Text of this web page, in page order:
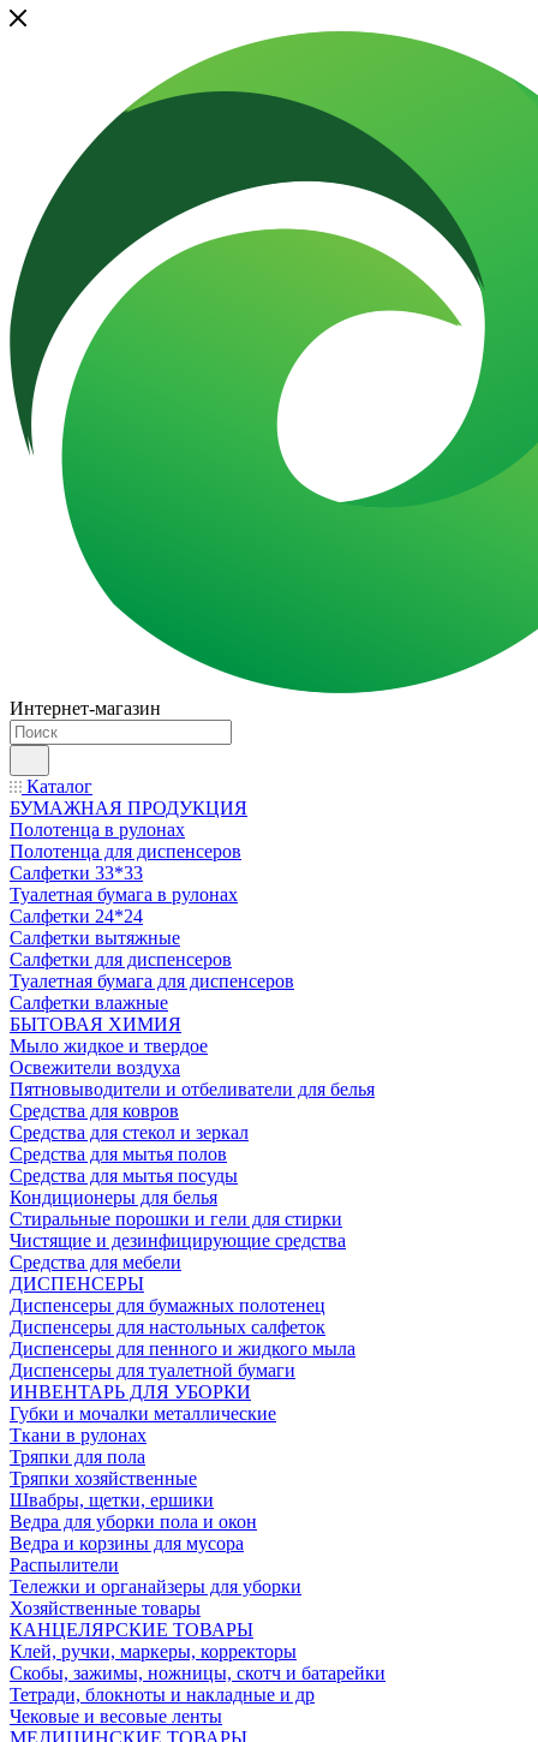
Интернет-магазин
Каталог
БУМАЖНАЯ ПРОДУКЦИЯ
Полотенца в рулонах
Полотенца для диспенсеров
Салфетки 33*33
Туалетная бумага в рулонах
Салфетки 24*24
Салфетки вытяжные
Салфетки для диспенсеров
Туалетная бумага для диспенсеров
Салфетки влажные
БЫТОВАЯ ХИМИЯ
Мыло жидкое и твердое
Освежители воздуха
Пятновыводители и отбеливатели для белья
Средства для ковров
Средства для стекол и зеркал
Средства для мытья полов
Средства для мытья посуды
Кондиционеры для белья
Стиральные порошки и гели для стирки
Чистящие и дезинфицирующие средства
Средства для мебели
ДИСПЕНСЕРЫ
Диспенсеры для бумажных полотенец
Диспенсеры для настольных салфеток
Диспенсеры для пенного и жидкого мыла
Диспенсеры для туалетной бумаги
ИНВЕНТАРЬ ДЛЯ УБОРКИ
Губки и мочалки металлические
Ткани в рулонах
Тряпки для пола
Тряпки хозяйственные
Швабры, щетки, ершики
Ведра для уборки пола и окон
Ведра и корзины для мусора
Распылители
Тележки и органайзеры для уборки
Хозяйственные товары
КАНЦЕЛЯРСКИЕ ТОВАРЫ
Клей, ручки, маркеры, корректоры
Скобы, зажимы, ножницы, скотч и батарейки
Тетради, блокноты и накладные и др
Чековые и весовые ленты
МЕДИЦИНСКИЕ ТОВАРЫ